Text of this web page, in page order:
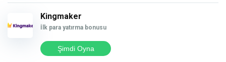
Kingmaker
İlk para yatırma bonusu
Şimdi Oyna